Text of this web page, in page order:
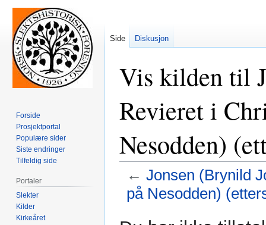
Vis kilden til
Revieret i
Nesodden)
← Jonsen (Brynild
på Nesodden)
Side Diskusjon
Forside
Prosjektportal
Populære sider
Siste endringer
Tilfeldig side
Portaler
Slekter
Kilder
Kirkeåret